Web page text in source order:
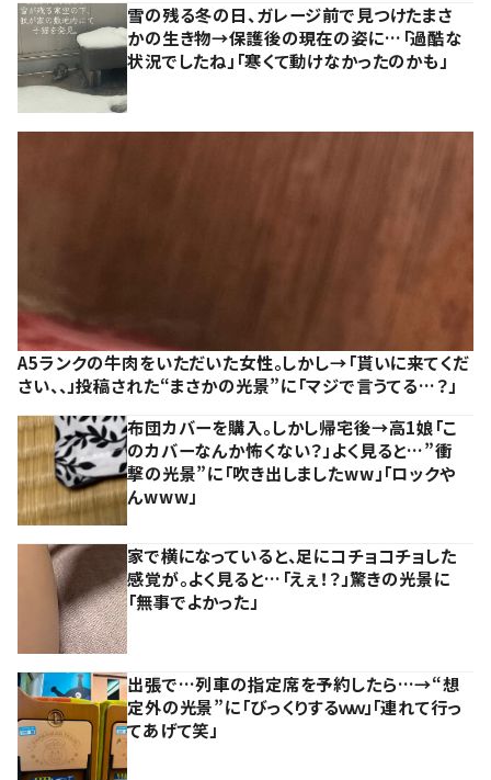
雪の残る冬の日、ガレージ前で見つけたまさ
かの生き物→保護後の現在の姿に…「過酷な
状況でしたね」「寒くて動けなかったのかも」
A5ランクの牛肉をいただいた女性。しかし→「貰いに来てくだ
さい、、」投稿された“まさかの光景”に「マジで言うてる…？」
布団カバーを購入。しかし帰宅後→高1娘「こ
のカバーなんか怖くない？」よく見ると…”衝
撃の光景”に「吹き出しましたww」「ロックや
んwww」
家で横になっていると、足にコチョコチョした
感覚が。よく見ると…「えぇ！？」驚きの光景に
「無事でよかった」
出張で…列車の指定席を予約したら…→“想
定外の光景”に「びっくりするｗｗ」「連れて行っ
てあげて笑」